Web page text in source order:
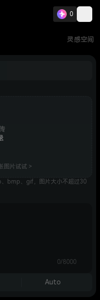
0
灵感空间
图片试试 >
bmp、gif，图片大小不超过30
0/8000
Auto